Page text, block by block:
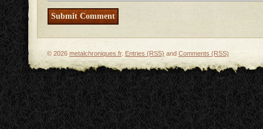
© 2026 metalchroniques.fr. Entries (RSS) and Comments (RSS)